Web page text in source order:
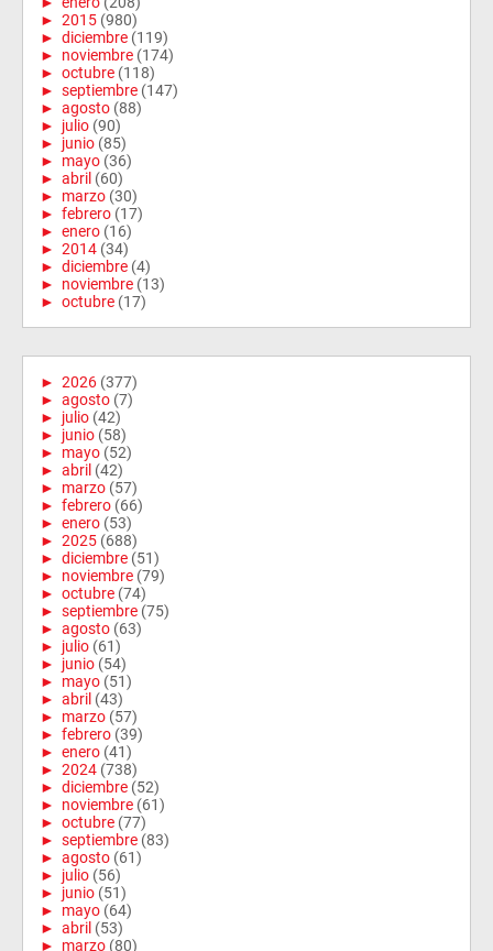
► 2015 (980)
► diciembre (119)
► noviembre (174)
► octubre (118)
► septiembre (147)
► agosto (88)
► julio (90)
► junio (85)
► mayo (36)
► abril (60)
► marzo (30)
► febrero (17)
► enero (16)
► 2014 (34)
► diciembre (4)
► noviembre (13)
► octubre (17)
► 2026 (377)
► agosto (7)
► julio (42)
► junio (58)
► mayo (52)
► abril (42)
► marzo (57)
► febrero (66)
► enero (53)
► 2025 (688)
► diciembre (51)
► noviembre (79)
► octubre (74)
► septiembre (75)
► agosto (63)
► julio (61)
► junio (54)
► mayo (51)
► abril (43)
► marzo (57)
► febrero (39)
► enero (41)
► 2024 (738)
► diciembre (52)
► noviembre (61)
► octubre (77)
► septiembre (83)
► agosto (61)
► julio (56)
► junio (51)
► mayo (64)
► abril (53)
► marzo (80)